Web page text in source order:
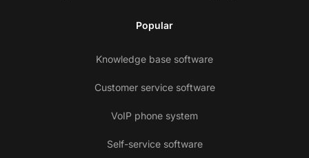
Popular
Knowledge base software
Customer service software
VoIP phone system
Self-service software